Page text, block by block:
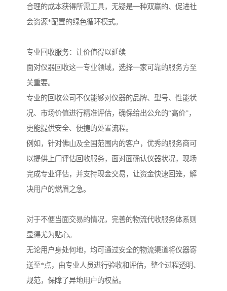
合理的成本获得所需工具，无疑是一种双赢的、促进社
会资源*配置的绿色循环模式。
专业回收服务：让价值得以延续
面对仪器回收这一专业领域，选择一家可靠的服务方至
关重要。
专业的回收公司不仅能够对仪器的品牌、型号、性能状
况、市场价值进行精准评估，确保给出公允的“高价”，
更能提供安全、便捷的处置流程。
例如，针对佛山及全国范围内的客户，优秀的服务商可
以提供上门评估回收服务，面对面确认仪器状况，现场
完成专业评估，并支持现金交易，让资金快速回笼，解
决用户的燃眉之急。
对于不便当面交易的情况，完善的物流代收服务体系则
显得尤为贴心。
无论用户身处何地，均可通过安全的物流渠道将仪器寄
送至*点，由专业人员进行验收和评估，整个过程透明、
规范，保障了异地用户的权益。